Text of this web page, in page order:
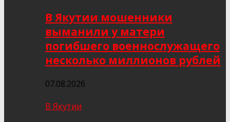
В Якутии мошенники
выманили у матери
погибшего военнослужащего
несколько миллионов рублей
07.08.2026
В Якутии